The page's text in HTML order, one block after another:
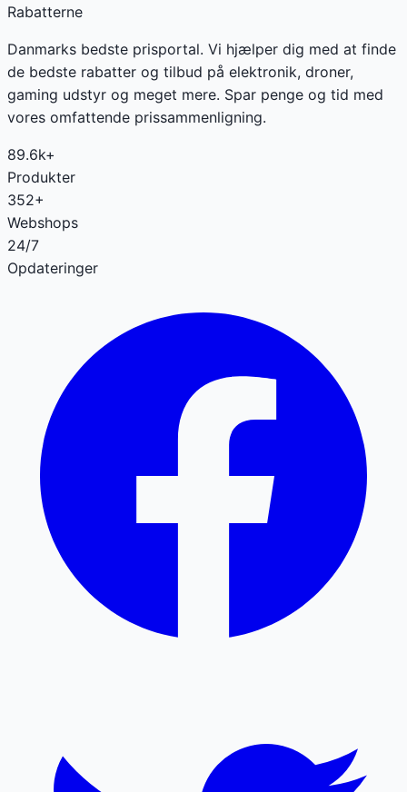
Rabatterne
Danmarks bedste prisportal. Vi hjælper dig med at finde
de bedste rabatter og tilbud på elektronik, droner,
gaming udstyr og meget mere. Spar penge og tid med
vores omfattende prissammenligning.
89.6k+
Produkter
352+
Webshops
24/7
Opdateringer